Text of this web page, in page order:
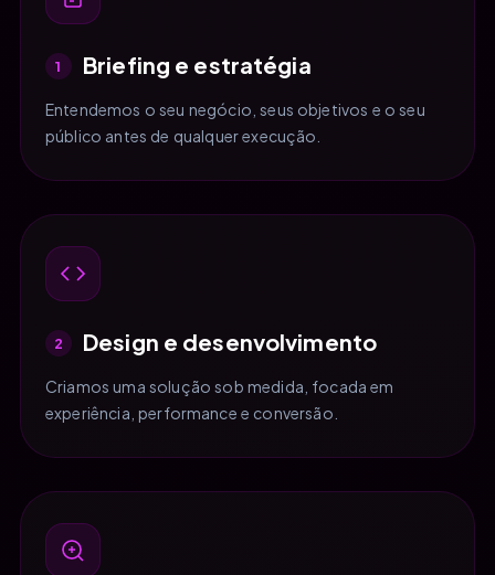
1 Briefing e estratégia
Entendemos o seu negócio, seus objetivos e o seu
público antes de qualquer execução.
2 Design e desenvolvimento
Criamos uma solução sob medida, focada em
experiência, performance e conversão.